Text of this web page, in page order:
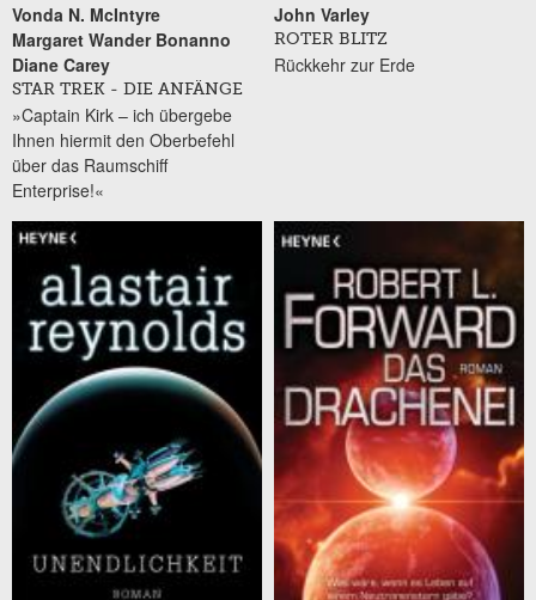
Vonda N. McIntyre
Margaret Wander Bonanno
Diane Carey
STAR TREK - DIE ANFÄNGE
»Captain Kirk – ich übergebe
Ihnen hiermit den Oberbefehl
über das Raumschiff
Enterprise!«
John Varley
ROTER BLITZ
Rückkehr zur Erde